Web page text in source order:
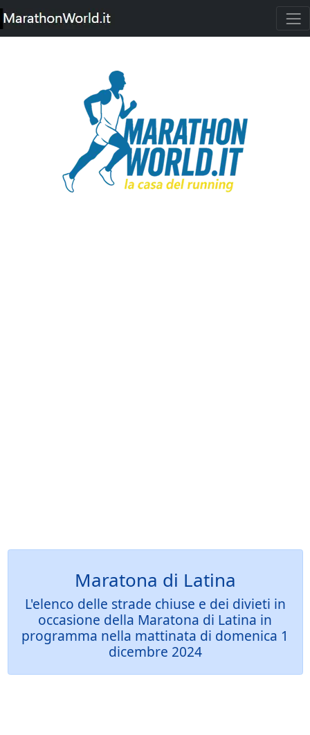
Maratona di Latina
L'elenco delle strade chiuse e dei divieti in
occasione della Maratona di Latina in
programma nella mattinata di domenica 1
dicembre 2024